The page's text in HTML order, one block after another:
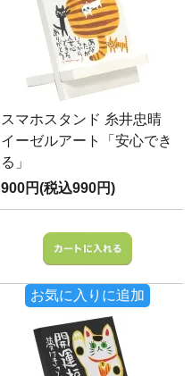
スマホスタンド 糸井忠晴
イーゼルアート「安心でき
る」
900円(税込990円)
お気に入りに追加